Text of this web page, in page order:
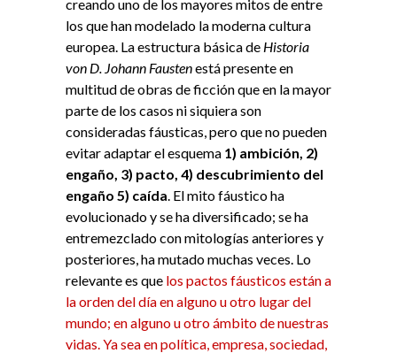
creando uno de los mayores mitos de entre
los que han modelado la moderna cultura
europea. La estructura básica de Historia
von D. Johann Faustenestá presente en
multitud de obras de ficción que en la mayor
parte de los casos ni siquiera son
consideradas fáusticas, pero que no pueden
evitar adaptar el esquema 1) ambición, 2)
engaño, 3) pacto, 4) descubrimiento del
engaño 5) caída . El mito fáustico ha
evolucionado y se ha diversificado; se ha
entremezclado con mitologías anteriores y
posteriores, ha mutado muchas veces. Lo
relevante es que los pactos fáusticos están a
la orden del día en alguno u otro lugar del
mundo; en alguno u otro ámbito de nuestras
vidas. Ya sea en política, empresa, sociedad,